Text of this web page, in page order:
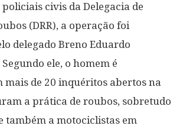
civis da Delegacia de
(DRR), a operação foi
delegado Breno Eduardo
ele, o homem é
mais de 20 inquéritos abertos na
a prática de roubos, sobretudo
também a motociclistas em